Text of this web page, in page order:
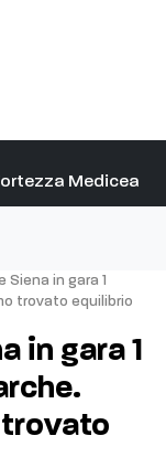
Medicea
Siena in gara 1
trovato equilibrio
in gara 1
trovato